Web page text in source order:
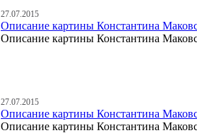
27.07.2015
Описание картины Константина
Описание картины Константина
27.07.2015
Описание картины Константина
Описание картины Константина